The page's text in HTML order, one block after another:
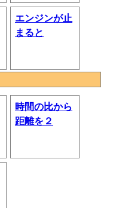
エンジンが止
まると
時間の比から
距離を２